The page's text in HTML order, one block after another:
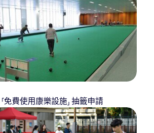
免費使用康樂設施⸥ 抽籤申請